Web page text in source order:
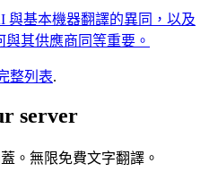
與基本機器翻譯的異同，以及
其供應商同等重要。
整列表.
server
。無限免費文字翻譯。